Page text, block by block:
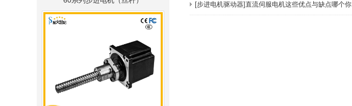
[步进电机驱动器]直流伺服电机这些优点与缺点哪个你还不知道